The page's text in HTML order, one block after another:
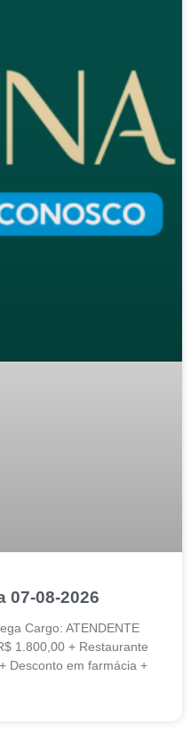
07-08-2026
Cargo: ATENDENTE
1.800,00 + Restaurante
Desconto em farmácia +